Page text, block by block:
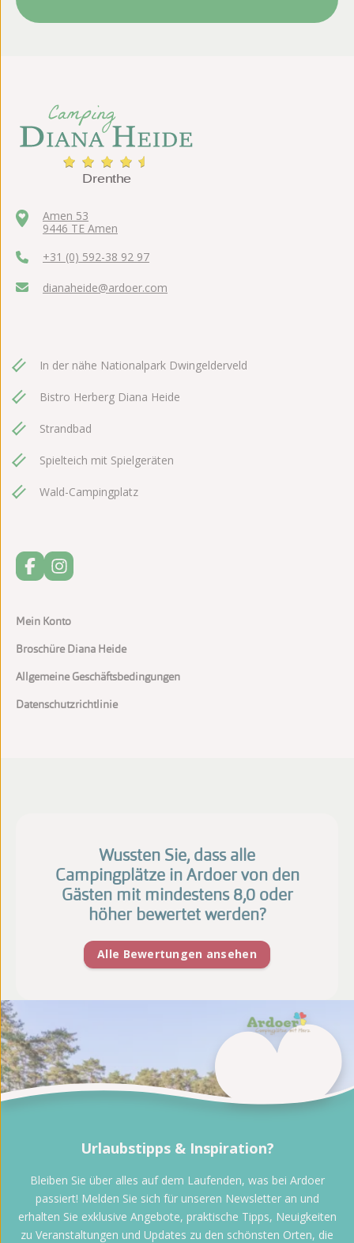
Amen 53
9446 TE Amen
+31 (0) 592-38 92 97
dianaheide@ardoer.com
In der nähe Nationalpark Dwingelderveld
Bistro Herberg Diana Heide
Strandbad
Spielteich mit Spielgeräten
Wald-Campingplatz
Mein Konto
Broschüre Diana Heide
Allgemeine Geschäftsbedingungen
Datenschutzrichtlinie
Wussten Sie, dass alle
Campingplätze in Ardoer von den
Gästen mit mindestens 8,0 oder
höher bewertet werden?
Alle Bewertungen ansehen
Urlaubstipps & Inspiration?
Bleiben Sie über alles auf dem Laufenden, was bei Ardoer
passiert! Melden Sie sich für unseren Newsletter an und
erhalten Sie exklusive Angebote, praktische Tipps, Neuigkeiten
zu Veranstaltungen und Updates zu den schönsten Orten, die